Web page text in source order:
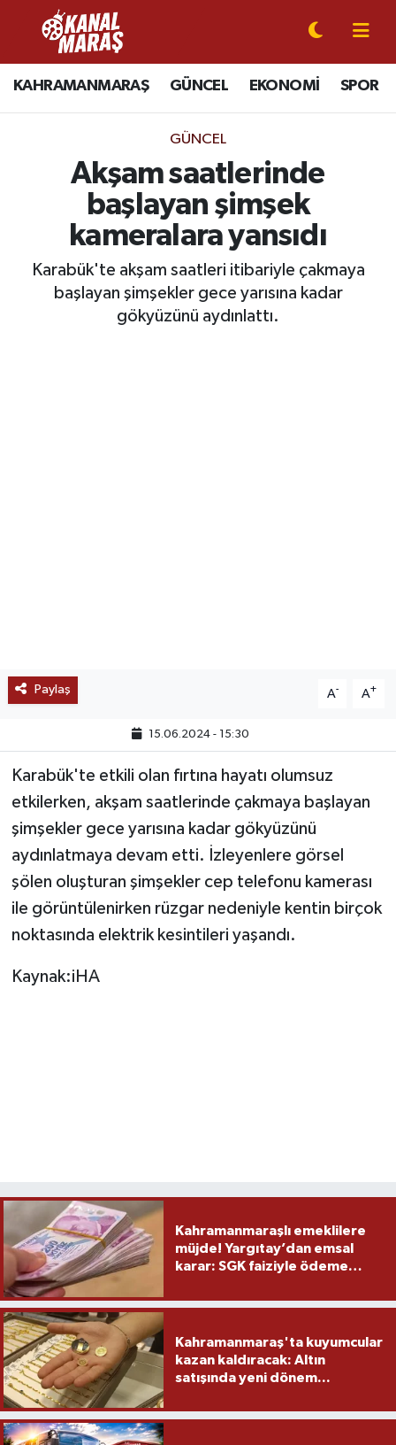
KAHRAMANMARAŞ GÜNCEL EKONOMİ SPOR
GÜNCEL
Akşam saatlerinde
başlayan şimşek
kameralara yansıdı
Karabük'te akşam saatleri itibariyle çakmaya
başlayan şimşekler gece yarısına kadar
gökyüzünü aydınlattı.
Paylaş A- A+
15.06.2024 - 15:30
Karabük'te etkili olan fırtına hayatı olumsuz
etkilerken, akşam saatlerinde çakmaya başlayan
şimşekler gece yarısına kadar gökyüzünü
aydınlatmaya devam etti. İzleyenlere görsel
şölen oluşturan şimşekler cep telefonu kamerası
ile görüntülenirken rüzgar nedeniyle kentin birçok
noktasında elektrik kesintileri yaşandı.
Kaynak:iHA
Kahramanmaraşlı emeklilere
müjde! Yargıtay’dan emsal
karar: SGK faiziyle ödeme
Kahramanmaraş'ta kuyumcular
kazan kaldıracak: Altın
satışında yeni dönem...
CANLI YAYIN
KAHRAMANMARAŞ
SİYASET
EKONOMİ
TREND
TEKNOLOJİ
YAŞAM
KÜLTÜR SANAT
Kahramanmaraş Nöbetçi Eczaneler
Kahramanmaraş Hava Durumu
Kahramanmaraş Namaz Vakitleri
Kahramanmaraş Trafik Yoğunluk Haritası
Süper Lig Puan Durumu ve Fikstür
Tüm Manşetler